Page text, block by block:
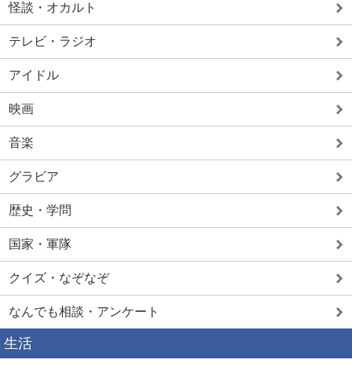
怪談・オカルト
テレビ・ラジオ
アイドル
映画
音楽
グラビア
歴史・学問
国家・軍隊
クイズ・なぞなぞ
なんでも相談・アンケート
生活